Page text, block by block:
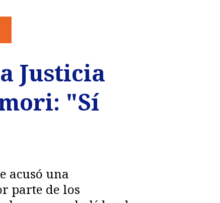
Justicia
"Sí
acusó una
parte de los